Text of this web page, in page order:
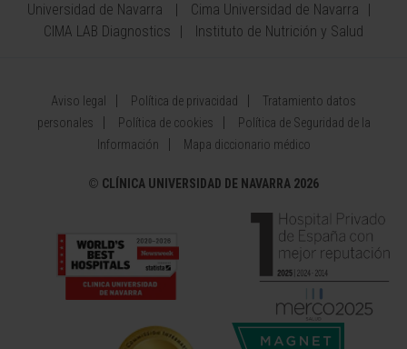
Universidad de Navarra
Cima Universidad de Navarra
CIMA LAB Diagnostics
Instituto de Nutrición y Salud
Aviso legal Política de privacidad
Tratamiento datos
personales
Política de cookies
Política de Seguridad de la
Información
Mapa diccionario médico
© CLÍNICA UNIVERSIDAD DE NAVARRA 2026